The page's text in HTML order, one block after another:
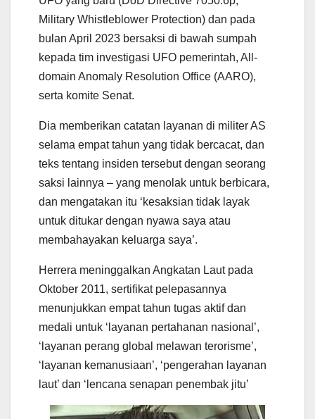
Military Whistleblower Protection) dan pada
bulan April 2023 bersaksi di bawah sumpah
kepada tim investigasi UFO pemerintah, All-
domain Anomaly Resolution Office (AARO),
serta komite Senat.
Dia memberikan catatan layanan di militer AS
selama empat tahun yang tidak bercacat, dan
teks tentang insiden tersebut dengan seorang
saksi lainnya – yang menolak untuk berbicara,
dan mengatakan itu ‘kesaksian tidak layak
untuk ditukar dengan nyawa saya atau
membahayakan keluarga saya’.
Herrera meninggalkan Angkatan Laut pada
Oktober 2011, sertifikat pelepasannya
menunjukkan empat tahun tugas aktif dan
medali untuk ‘layanan pertahanan nasional’,
‘layanan perang global melawan terorisme’,
‘layanan kemanusiaan’, ‘pengerahan layanan
laut’ dan ‘lencana senapan penembak jitu’